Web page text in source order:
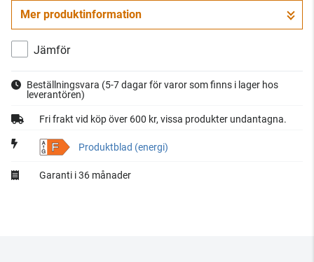
Gå till kassan
Mer produktinformation
Jämför
Beställningsvara (5-7 dagar för varor som finns i lager hos
leverantören)
Fri frakt vid köp över 600 kr, vissa produkter undantagna.
F Produktblad (energi)
Garanti i 36 månader